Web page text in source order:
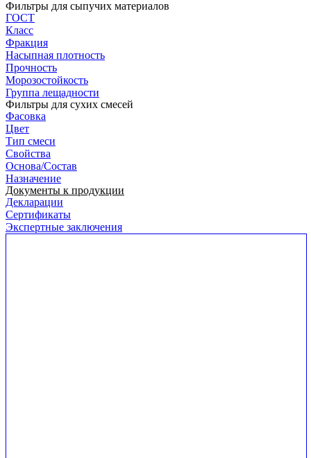
Фильтры для сыпучих материалов
ГОСТ
Класс
Фракция
Насыпная плотность
Прочность
Морозостойкость
Группа лещадности
Фильтры для сухих смесей
Фасовка
Цвет
Тип смеси
Свойства
Основа/Состав
Назначение
Документы к продукции
Декларации
Сертификаты
Экспертные заключения